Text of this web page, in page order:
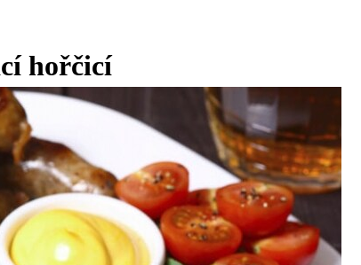
hořčicí